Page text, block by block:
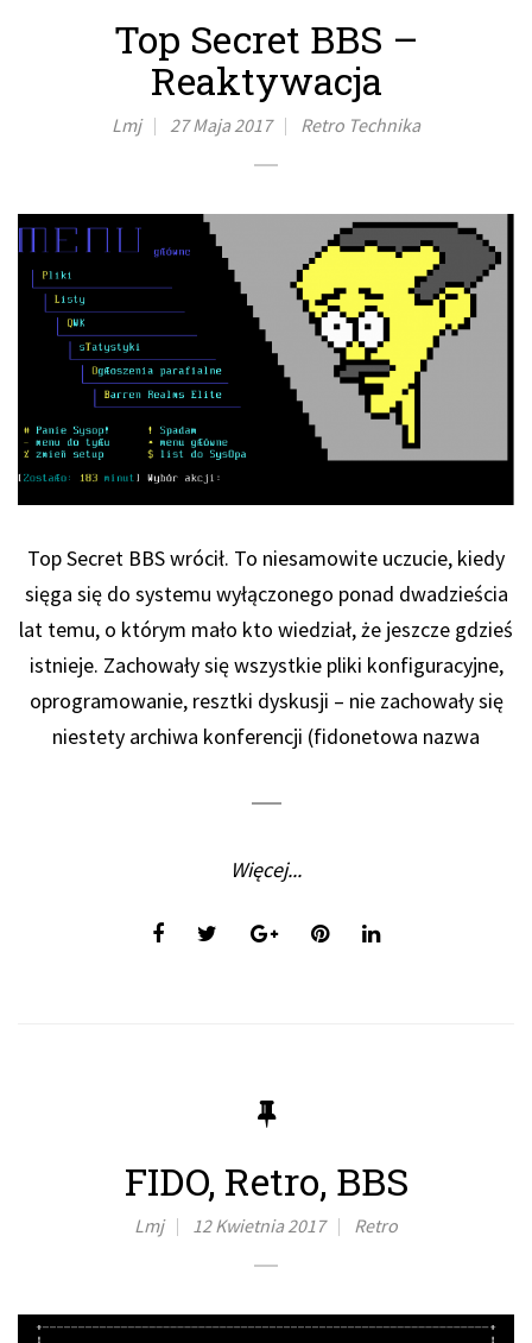
Top Secret BBS –
Reaktywacja
Lmj 27 Maja 2017 Retro Technika
Top Secret BBS wrócił. To niesamowite uczucie, kiedy
sięga się do systemu wyłączonego ponad dwadzieścia
lat temu, o którym mało kto wiedział, że jeszcze gdzieś
istnieje. Zachowały się wszystkie pliki konfiguracyjne,
oprogramowanie, resztki dyskusji – nie zachowały się
niestety archiwa konferencji (fidonetowa nazwa
Więcej...
FIDO, Retro, BBS
Lmj 12 Kwietnia 2017 Retro